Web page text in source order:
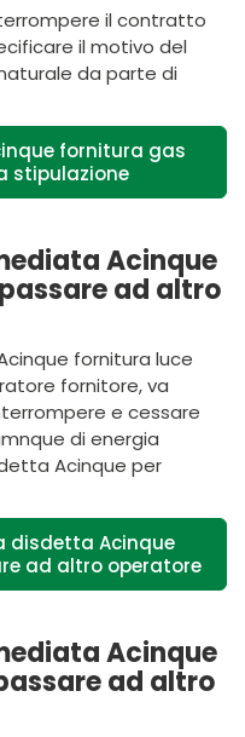
il contratto
il motivo del
da parte di
fornitura gas
stipulazione
Acinque
ad altro
fornitura luce
fornitore, va
e cessare
di energia
Acinque per
disdetta Acinque
ad altro operatore
Acinque
ad altro